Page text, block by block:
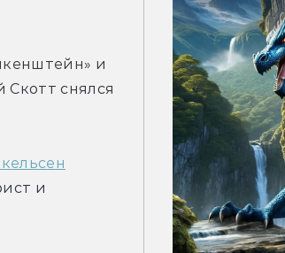
и
Скотт снялся
и